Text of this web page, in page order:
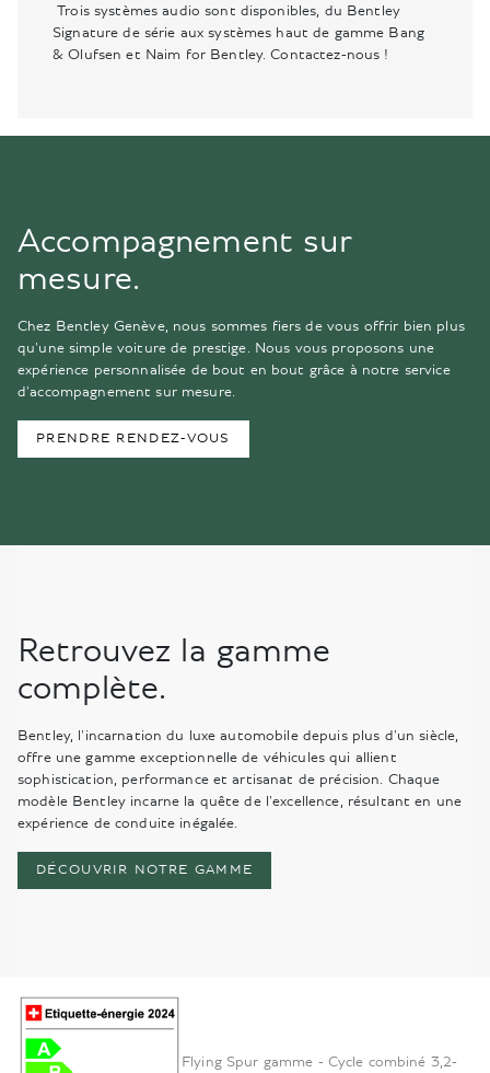
Trois systèmes audio sont disponibles, du Bentley
Signature de série aux systèmes haut de gamme Bang
& Olufsen et Naim for Bentley. Contactez-nous !
Accompagnement sur
mesure.
Chez Bentley Genève, nous sommes fiers de vous offrir bien plus
qu'une simple voiture de prestige. Nous vous proposons une
expérience personnalisée de bout en bout grâce à notre service
d'accompagnement sur mesure.
PRENDRE RENDEZ-VOUS
Retrouvez la gamme
complète.
Bentley, l'incarnation du luxe automobile depuis plus d'un siècle,
offre une gamme exceptionnelle de véhicules qui allient
sophistication, performance et artisanat de précision. Chaque
modèle Bentley incarne la quête de l'excellence, résultant en une
expérience de conduite inégalée.
DÉCOUVRIR NOTRE GAMME
Flying Spur gamme - Cycle combiné 3,2-